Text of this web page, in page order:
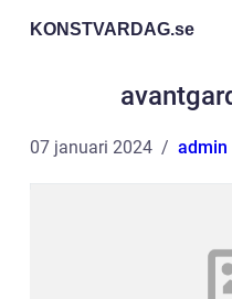
KONSTVARDAG.se
07 januari 2024 admin